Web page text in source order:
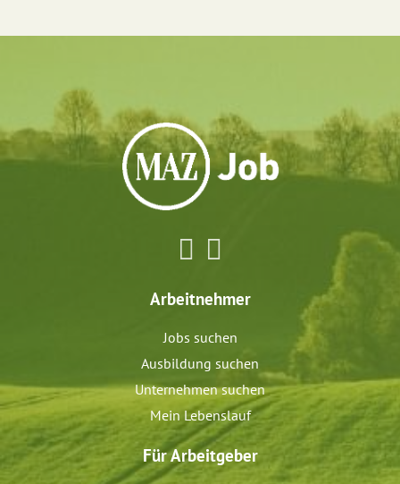
Arbeitnehmer
Jobs suchen
Ausbildung suchen
Unternehmen suchen
Mein Lebenslauf
Für Arbeitgeber